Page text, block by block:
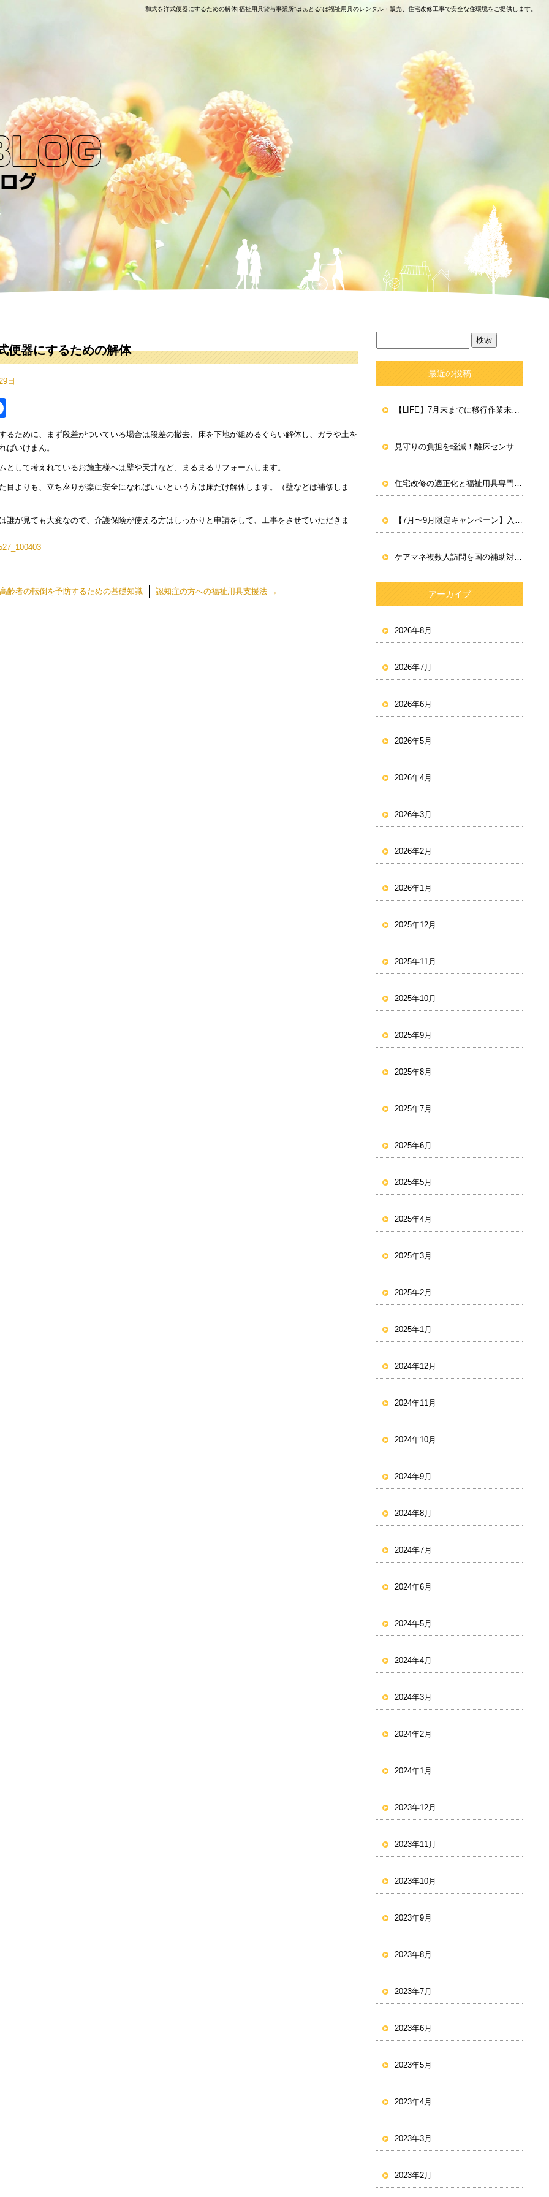
和式を洋式便器にするための解体|福祉用具貸与事業所”はぁとる”は福祉用具のレンタル・販売、住宅改修工事で安全な住環境をご提供します。
便器にするための解体
日
るために、まず段差がついている場合は段差の撤去、床を下地が組めるぐらい解体し、ガラや土を
ばいけまん。
として考えれているお施主様へは壁や天井など、まるまるリフォームします。
目よりも、立ち座りが楽に安全になればいいという方は床だけ解体します。（壁などは補修しま
誰が見ても大変なので、介護保険が使える方はしっかりと申請をして、工事をさせていただきま
齢者の転倒を予防するための基礎知識 認知症の方への福祉用具支援法 →
最近の投稿
【LIFE】7月末までに移行作業未対応なら、関連加算が算定不可に
見守りの負担を軽減！離床センサー「家族コール4・ポータブル」のご紹介
住宅改修の適正化と福祉用具専門相談員育成に関する通知
【7月〜9月限定キャンペーン】入浴補助用具のご相談・購入で最大4割引！
ケアマネ複数人訪問を国の補助対象として通知
アーカイブ
2026年8月
2026年7月
2026年6月
2026年5月
2026年4月
2026年3月
2026年2月
2026年1月
2025年12月
2025年11月
2025年10月
2025年9月
2025年8月
2025年7月
2025年6月
2025年5月
2025年4月
2025年3月
2025年2月
2025年1月
2024年12月
2024年11月
2024年10月
2024年9月
2024年8月
2024年7月
2024年6月
2024年5月
2024年4月
2024年3月
2024年2月
2024年1月
2023年12月
2023年11月
2023年10月
2023年9月
2023年8月
2023年7月
2023年6月
2023年5月
2023年4月
2023年3月
2023年2月